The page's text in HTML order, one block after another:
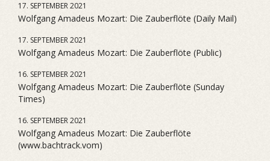
17. SEPTEMBER 2021
Wolfgang Amadeus Mozart: Die Zauberflöte (Daily Mail)
17. SEPTEMBER 2021
Wolfgang Amadeus Mozart: Die Zauberflöte (Public)
16. SEPTEMBER 2021
Wolfgang Amadeus Mozart: Die Zauberflöte (Sunday
Times)
16. SEPTEMBER 2021
Wolfgang Amadeus Mozart: Die Zauberflöte
(www.bachtrack.vom)